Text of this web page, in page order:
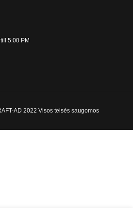
5:00 PM
AD 2022 Visos teisės saugomos